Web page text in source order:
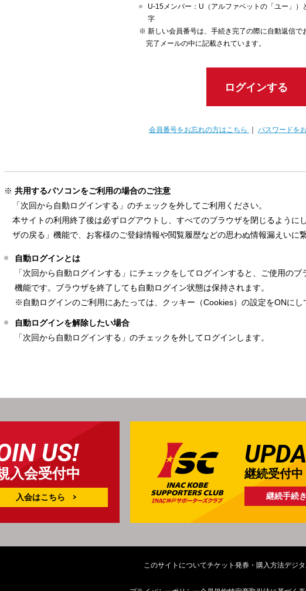
U-15メンバー：U（アルファベットの「ユー」）
字
新しい会員番号は、手続き完了の際に自動返信で
完了メールの中に記載されています。
ログインする
会員番号をお忘れの方はこちら パスワードを
共用するパソコンをご利用の場合のご注意
「次回から自動ログインする」のチェックを外してご利用ください。
本サイトの利用終了後は必ずログアウトし、すべてのブラウザを閉じるように
ザの戻る」機能で、お客様のご登録情報や閲覧履歴などの思わぬ情報漏えいに
自動ログインとは
「次回から自動ログインする」にチェックをしてログインすると、ご使用の
機能です。ブラウザを終了しても自動ログイン状態は保持されます。
※自動ログインのご利用にあたっては、クッキー（Cookies）の設定をONにし
自動ログインを解除したい場合
「次回から自動ログインする」のチェックを外してログインします。
US!
入会受付中
入会はこちら
継続受付中
継続手続
このサイトについてチケット発券・購入方法デジ